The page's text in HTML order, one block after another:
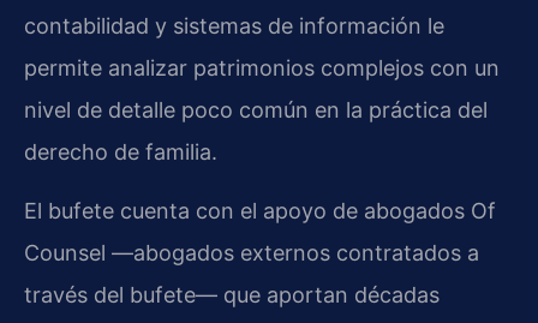
contabilidad y sistemas de información le
permite analizar patrimonios complejos con un
nivel de detalle poco común en la práctica del
derecho de familia.
El bufete cuenta con el apoyo de abogados Of
Counsel —abogados externos contratados a
través del bufete— que aportan décadas